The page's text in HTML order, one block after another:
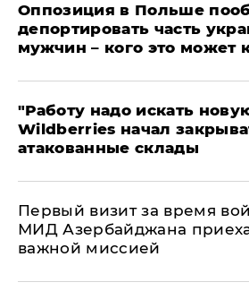
Оппозиция в Польше
депортировать часть
мужчин – кого это может
"Работу надо искать
Wildberries начал
атакованные склады
Первый визит за время
МИД Азербайджана
важной миссией